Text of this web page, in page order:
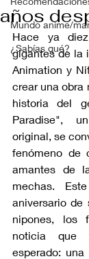
Mundo anime/
¿Sabías qué?
años
Hace ya
gigantes de la
Animation y
crear una obra
historia del
Paradise",
original, se
fenómeno de
amantes de
mechas.
aniversario de
nipones, los
noticia que
esperado: